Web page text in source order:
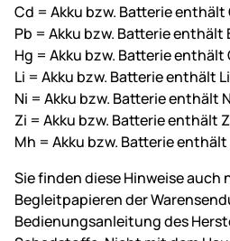
Cd = Akku bzw. Batterie enthält
Pb = Akku bzw. Batterie enthält
Hg = Akku bzw. Batterie enthält
Li = Akku bzw. Batterie enthält
Ni = Akku bzw. Batterie enthält
Zi = Akku bzw. Batterie enthält
Mh = Akku bzw. Batterie
Sie finden diese Hinweise auch
Begleitpapieren der
Bedienungsanleitung des